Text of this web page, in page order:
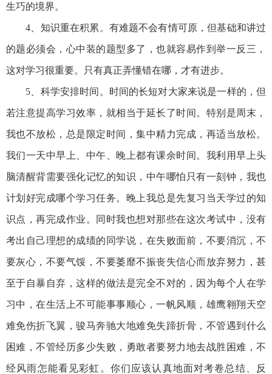
生巧的境界。
4、知识重在积累。有难题不会有情可原，但基础和讲过
的题必须会，心中装的题型多了，也就容易作到举一反三，
这对学习很重要。只有真正弄懂错在哪，才有进步。
5、科学安排时间。时间的长短对大家来说是一样的，但
若注意提高学习效率，就相当于延长了时间。特别是周末，
我也不放松，总是限定时间，集中精力完成，再适当放松。
我们一天中早上、中午、晚上都有课余时间。我利用早上头
脑清醒背需要强化记忆的知识，中午哪怕只有一刻钟，我也
计划好完成哪个学习任务。晚上我总是先复习当天学过的知
识点，再完成作业。同时我也想对那些在这次考试中，没有
考出自己理想的成绩的同学说，在失败面前，不要消沉，不
要灰心，不要气馁，不要萎靡不振丧失信心而放弃努力，甚
至于自暴自弃，这样的做法是完全不对的，因为每个人在学
习中，在生活上不可能事事顺心，一帆风顺，雄鹰翱翔天空
难免伤折飞翼，骏马奔驰大地难免失蹄折骨，不管遇到什么
困难，不管经历多少失败，勇敢者要努力地去战胜困难，不
经风雨怎能看见彩虹。你们应该认真地面对考卷总结、反